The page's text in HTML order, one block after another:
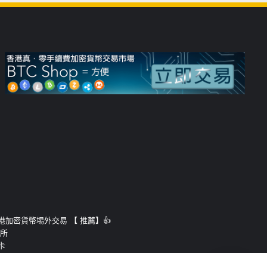
加密貨幣埸外交易 【 推薦】👍